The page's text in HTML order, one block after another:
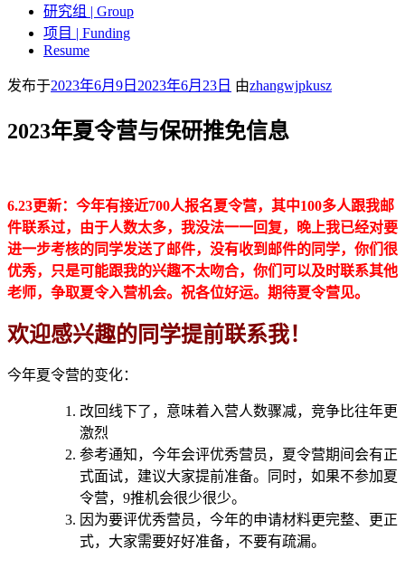
研究组 | Group
项目 | Funding
Resume
发布于2023年6月9日 2023年6月23日 由zhangwjpkusz
2023年夏令营与保研推免信息
6.23更新：今年有接近700人报名夏令营，其中100多人跟我邮
件联系过，由于人数太多，我没法一一回复，晚上我已经对要
进一步考核的同学发送了邮件，没有收到邮件的同学，你们很
优秀，只是可能跟我的兴趣不太吻合，你们可以及时联系其他
老师，争取夏令入营机会。祝各位好运。期待夏令营见。
欢迎感兴趣的同学提前联系我！
今年夏令营的变化：
改回线下了，意味着入营人数骤减，竞争比往年更
激烈
参考通知，今年会评优秀营员，夏令营期间会有正
式面试，建议大家提前准备。同时，如果不参加夏
令营，9推机会很少很少。
因为要评优秀营员，今年的申请材料更完整、更正
式，大家需要好好准备，不要有疏漏。